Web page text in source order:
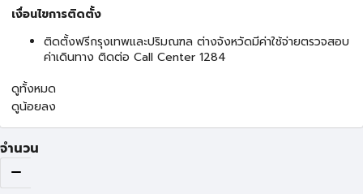
เงื่อนไขการติดตั้ง
ติดตั้งฟรีกรุงเทพและปริมณฑล ต่างจังหวัดมีค่าใช้จ่ายตรวจสอบ
ค่าเดินทาง ติดต่อ Call Center 1284
ดูทั้งหมด
ดูน้อยลง
จำนวน